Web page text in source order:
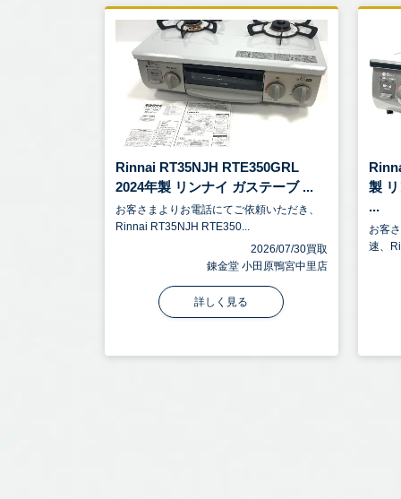
Rinnai RT35NJH RTE350GRL
2024年製 リンナイ ガステーブ ...
お客さまよりお電話にてご依頼いただき、
Rinnai RT35NJH RTE350...
2026/07/30買取
錬金堂 小田原鴨宮中里店
詳しく見る
製
...
お客
速、